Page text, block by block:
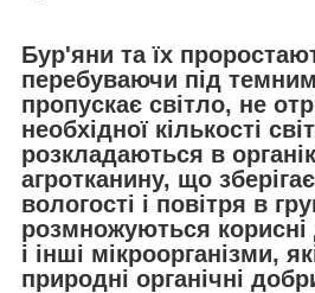
Бур'яни та їх
перебуваючи під
пропускає світло, не
необхідної кількості
розкладаються в
агротканину, що
вологості і повітря в
розмножуються
і інші мікроорганізми,
природні органічні